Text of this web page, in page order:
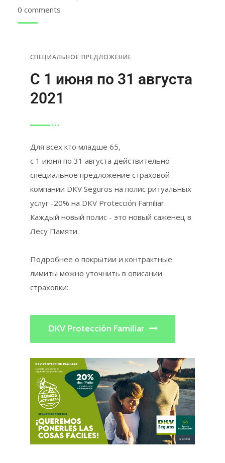
0 comments
СПЕЦИАЛЬНОЕ ПРЕДЛОЖЕНИЕ
С 1 июня по 31 августа
2021
Для всех кто младше 65,
с 1 июня по 31 августа действительно
специальное предложение страховой
компании DKV Seguros на полис ритуальных
услуг -20% на DKV Protección Familiar.
Каждый новый полис - это новый саженец в
Лесу Памяти.
Подробнее о покрытии и контрактные
лимиты можно уточнить в описании
страховки:
DKV Protección Familiar